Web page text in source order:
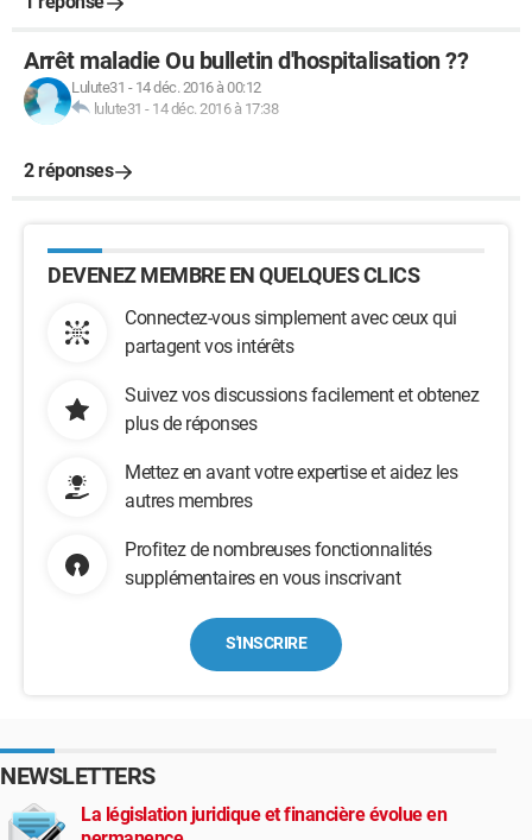
Arrêt maladie Ou bulletin d'hospitalisation ??
Lulute31 - 14 déc. 2016 à 00:12
lulute31 - 14 déc. 2016 à 17:38
2 réponses
DEVENEZ MEMBRE EN QUELQUES CLICS
Connectez-vous simplement avec ceux qui
partagent vos intérêts
Suivez vos discussions facilement et obtenez
plus de réponses
Mettez en avant votre expertise et aidez les
autres membres
Profitez de nombreuses fonctionnalités
supplémentaires en vous inscrivant
S'INSCRIRE
NEWSLETTERS
La législation juridique et financière évolue en